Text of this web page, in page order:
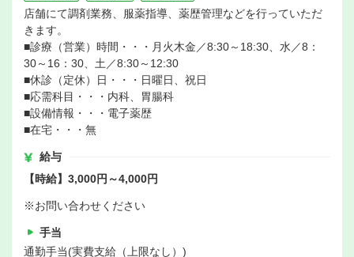
店舗にて調剤業務、服薬指導、薬歴管理などを行っていただ
きます。
■診療（営業）時間・・・月火木金／8:30～18:30、水／8：
30～16：30、土／8:30～12:30
■休診（定休）日・・・日曜日、祝日
■応需科目・・・内科、胃腸科
■設備情報・・・電子薬歴
■在宅・・・無
給与
【時給】3,000円～4,000円
※お問い合わせください
手当
通勤手当(実費支給（上限なし）)